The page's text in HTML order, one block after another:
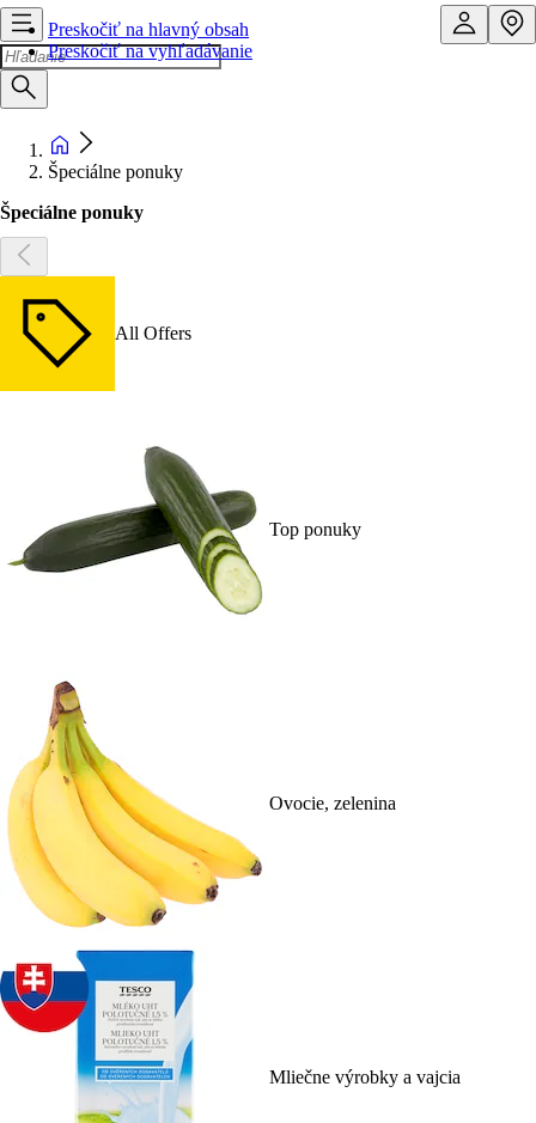
Preskočiť na hlavný obsah
Preskočiť na vyhľadávanie
Špeciálne ponuky
Špeciálne ponuky
All Offers
Top ponuky
Ovocie, zelenina
Mliečne výrobky a vajcia